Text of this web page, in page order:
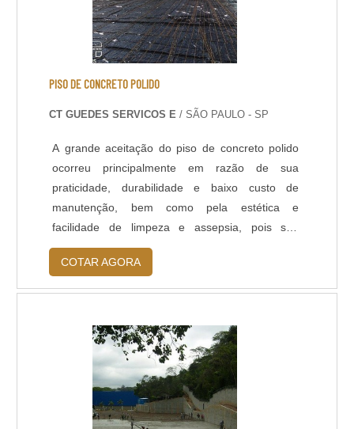
PISO DE CONCRETO POLIDO
CT GUEDES SERVICOS E / SÃO PAULO - SP
A grande aceitação do piso de concreto polido
ocorreu principalmente em razão de sua
praticidade, durabilidade e baixo custo de
manutenção, bem como pela estética e
facilidade de limpeza e assepsia, pois sua
superfície espelhada evita o acúmulo de poeira e
dificulta a proliferação de germes e bactérias.
Hoje em dia, é cada vez mais comum encontrar
utilizavam outros tipos de acabamentos e
revestimentos, como nos: Shoppings; Hospitais;
Universidades;.
COTAR AGORA